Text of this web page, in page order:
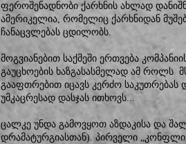
ფეროშენადნობი ქარხნის ახლად
ამერიკელია, რომელიც ქარხნიდან
ჩანაცვლებას ცდილობს.
მოგვიანებით საქმეში ერთვება
გაუცხოების ხაზგასასმელად ამ როლს
გააფთრებით იცავს კერძო საკუთრებას
უმკაცრესად დასჯას ითხოვს...
ცალკე უნდა გამოვყოთ აზდაკისა და
დრამატურგიასთან). პირველი